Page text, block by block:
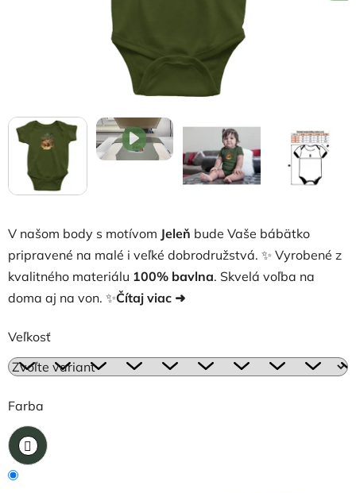
V našom body s motívom Jeleň bude Vaše bábätko
pripravené na malé i veľké dobrodružstvá. ✨ Vyrobené z
kvalitného materiálu 100% bavlna. Skvelá voľba na
doma aj na von. ✨Čítaj viac ➜
Veľkosť
Farba